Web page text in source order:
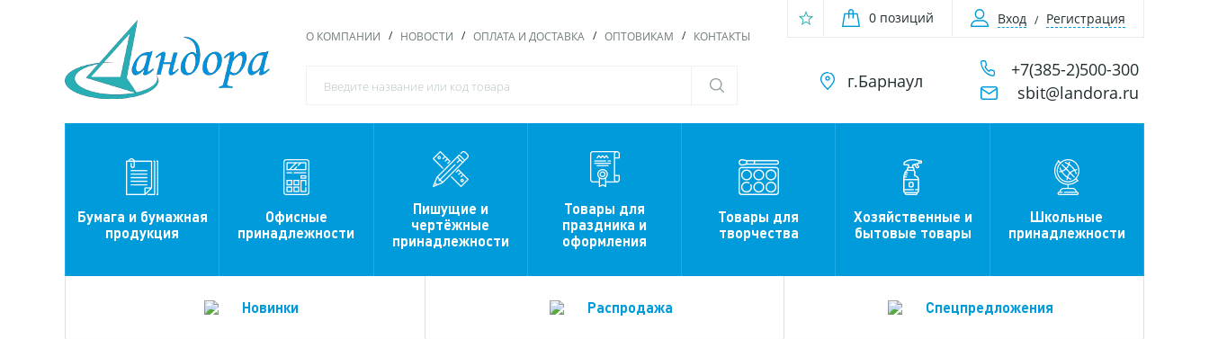
О КОМПАНИИ НОВОСТИ ОПЛАТА И ДОСТАВКА ОПТОВИКАМ КОНТАКТЫ
0 позиций Вход Регистрация
г.Барнаул
+7(385-2)500-300
sbit@landora.ru
Бумага и бумажная
продукция
Офисные
принадлежности
Пишущие и
чертёжные
принадлежности
Товары для
праздника и
оформления
Товары для
творчества
Хозяйственные и
бытовые товары
Школьные
принадлежности
Новинки Распродажа Спецпредложения